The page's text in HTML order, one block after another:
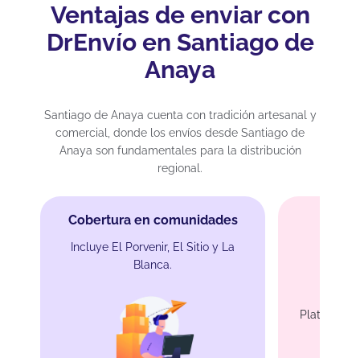
Ventajas de enviar con
DrEnvío en Santiago de
Anaya
Santiago de Anaya cuenta con tradición artesanal y
comercial, donde los envíos desde Santiago de
Anaya son fundamentales para la distribución
regional.
Cobertura en comunidades
Incluye El Porvenir, El Sitio y La
Blanca.
Platillos